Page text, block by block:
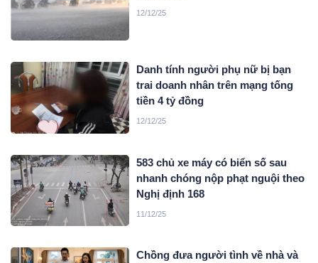
12/12/25
Danh tính người phụ nữ bị bạn
trai doanh nhân trên mạng tống
tiền 4 tỷ đồng
12/12/25
583 chủ xe máy có biển số sau
nhanh chóng nộp phạt nguội theo
Nghị định 168
11/12/25
Chồng đưa người tình về nhà và